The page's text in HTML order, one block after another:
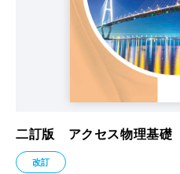
二訂版 アクセス物理基礎
改訂